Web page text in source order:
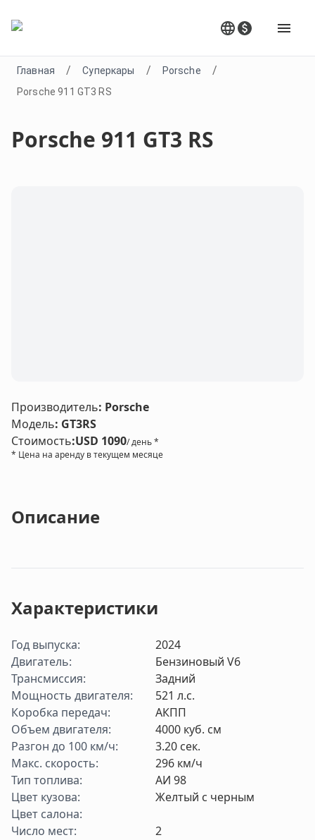
Главная / Суперкары / Porsche /
Porsche 911 GT3 RS
Porsche 911 GT3 RS
Производитель: Porsche
Модель: GT3RS
Стоимость:USD 1090/ день *
* Цена на аренду в текущем месяце
Описание
Характеристики
Год выпуска:
2024
Двигатель:
Бензиновый V6
Трансмиссия:
Задний
Мощность двигателя: 521 л.с.
Коробка передач:
АКПП
Объем двигателя: 4000 куб. см
Разгон до 100 км/ч: 3.20 cек.
Макс. скорость: 296 км/ч
Тип топлива:
АИ 98
Цвет кузова:
Желтый с черным
Цвет салона:
Число мест: 2